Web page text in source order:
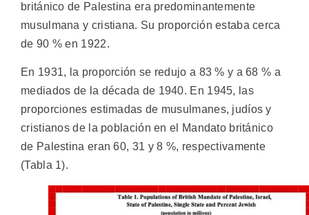
británico de Palestina era predominantemente
musulmana y cristiana. Su proporción estaba cerca
de 90 % en 1922.
En 1931, la proporción se redujo a 83 % y a 68 % a
mediados de la década de 1940. En 1945, las
proporciones estimadas de musulmanes, judíos y
cristianos de la población en el Mandato británico
de Palestina eran 60, 31 y 8 %, respectivamente
(Tabla 1).